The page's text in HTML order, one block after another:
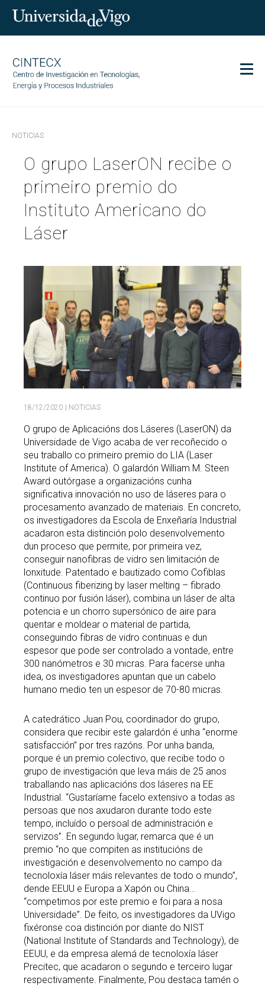
Investigación
Transferencia
Servicios
Ciencia y sociedad
Igualdad
EN Search
Buscar
por:
BUSCAR
TwitterInstagramYoutube Linkedin
NOTICIAS
O grupo LaserON recibe o
primeiro premio do
Instituto Americano do
Láser
18/12/2020 | NOTICIAS
O grupo de Aplicacións dos Láseres (LaserON) da
Universidade de Vigo acaba de ver recoñecido o
seu traballo co primeiro premio do LIA (Laser
Institute of America). O galardón William M. Steen
Award outórgase a organizacións cunha
significativa innovación no uso de láseres para o
procesamento avanzado de materiais. En concreto,
os investigadores da Escola de Enxeñaría Industrial
acadaron esta distinción polo desenvolvemento
dun proceso que permite, por primeira vez,
conseguir nanofibras de vidro sen limitación de
lonxitude. Patentado e bautizado como Cofiblas
(Continuous fiberizing by laser melting – fibrado
continuo por fusión láser), combina un láser de alta
potencia e un chorro supersónico de aire para
quentar e moldear o material de partida,
conseguindo fibras de vidro continuas e dun
espesor que pode ser controlado a vontade, entre
300 nanómetros e 30 micras. Para facerse unha
idea, os investigadores apuntan que un cabelo
humano medio ten un espesor de 70-80 micras.
A catedrático Juan Pou, coordinador do grupo,
considera que recibir este galardón é unha “enorme
satisfacción” por tres razóns. Por unha banda,
porque é un premio colectivo, que recibe todo o
grupo de investigación que leva máis de 25 anos
traballando nas aplicacións dos láseres na EE
Industrial. “Gustaríame facelo extensivo a todas as
persoas que nos axudaron durante todo este
tempo, incluído o persoal de administración e
servizos”. En segundo lugar, remarca que é un
premio “no que compiten as institucións de
investigación e desenvolvemento no campo da
tecnoloxía láser máis relevantes de todo o mundo”,
dende EEUU e Europa a Xapón ou China…
“competimos por este premio e foi para a nosa
Universidade”. De feito, os investigadores da UVigo
fixéronse coa distinción por diante do NIST
(National Institute of Standards and Technology), de
EEUU, e da empresa alemá de tecnoloxía láser
Precitec, que acadaron o segundo e terceiro lugar
respectivamente. Finalmente, Pou destaca tamén o